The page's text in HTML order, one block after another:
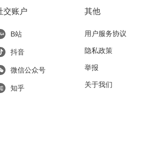
交账户
B站
抖音
微信公众号
知乎
其他
用户服务协议
隐私政策
举报
关于我们